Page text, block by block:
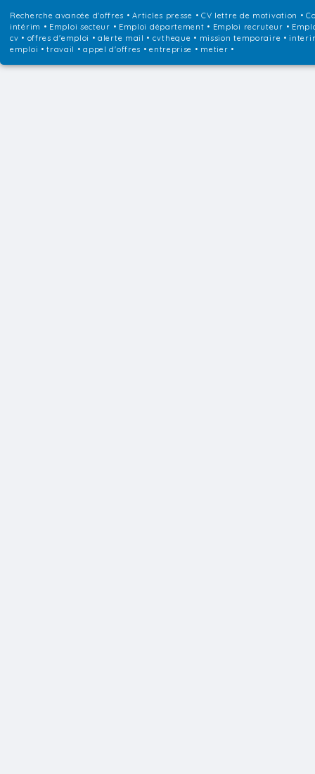
Recherche avancée d'offres •Articles presse • CV lettre de motivation •
intérim • Emploi secteur • Emploi département • Emploi recruteur •
cv • offres d'emploi • alerte mail • cvtheque • mission temporaire •
emploi • travail • appel d'offres • entreprise • metier •